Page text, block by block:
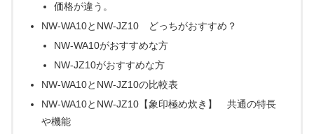
価格が違う。
NW-WA10とNW-JZ10 どっちがおすすめ？
NW-WA10がおすすめな方
NW-JZ10がおすすめな方
NW-WA10とNW-JZ10の比較表
NW-WA10とNW-JZ10【象印極め炊き】 共通の特長
や機能